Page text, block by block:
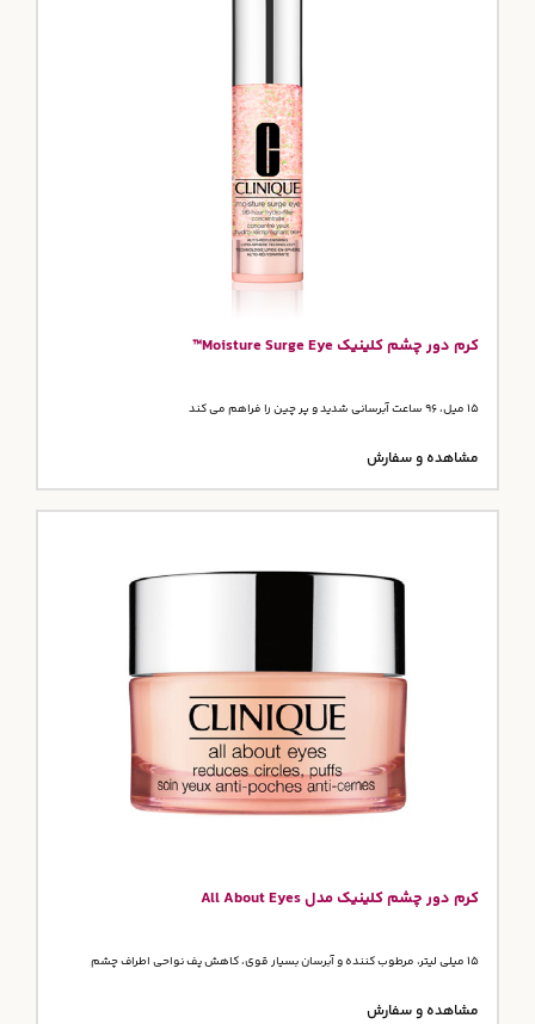
کرم دور چشم کلینیک Moisture Surge Eye™
15 میل، 96 ساعت آبرسانی شدید و پر چین را فراهم می کند
مشاهده و سفارش
کرم دور چشم کلینیک مدل All About Eyes
15 میلی لیتر، مرطوب کننده و آبرسان بسیار قوی، کاهش پف نواحی اطراف چشم
مشاهده و سفارش